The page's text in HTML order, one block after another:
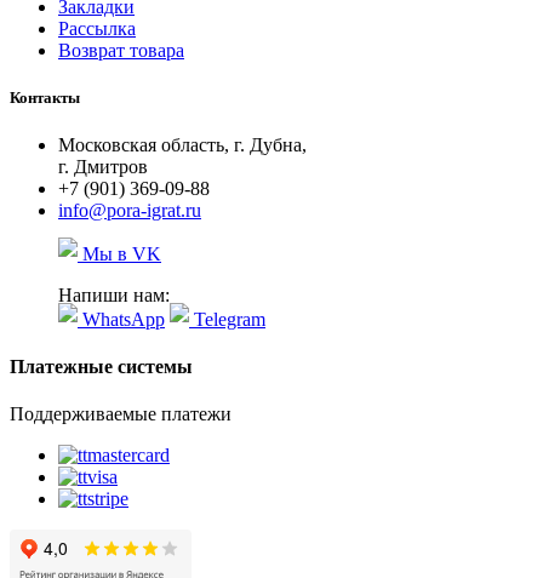
Закладки
Рассылка
Возврат товара
Контакты
Московская область, г. Дубна,
г. Дмитров
+7 (901) 369-09-88
info@pora-igrat.ru
Мы в VK
Напиши нам:
WhatsApp
Telegram
Платежные системы
Поддерживаемые платежи